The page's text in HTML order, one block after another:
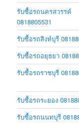
รับซื้อรถนครสวรรค์
0818805531
รับซื้อรถสิงห์บุรี
รับซื้อรถอยุธยา
รับซื้อรถราชบุรี
รับซื้อรถระยอง
รับซื้อรถนนทบุรี